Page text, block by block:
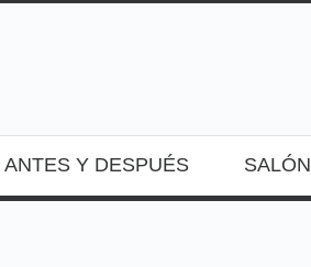
ANTES Y DESPUÉS SALÓN